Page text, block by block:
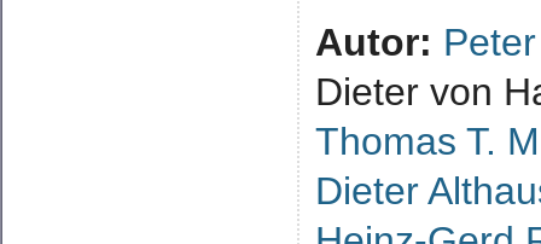
Autor:
Dieter von
Thomas T.
Dieter